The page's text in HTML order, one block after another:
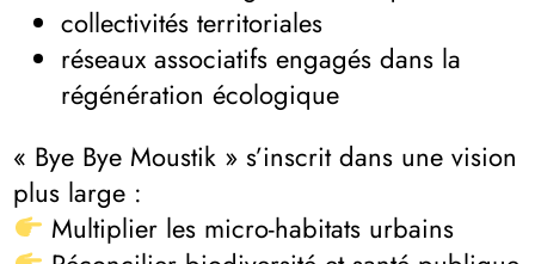
collectivités territoriales
réseaux associatifs engagés dans la
régénération écologique
« Bye Bye Moustik » s’inscrit dans une vision
plus large :
Multiplier les micro-habitats urbains